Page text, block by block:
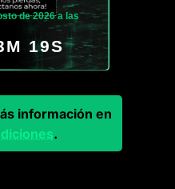
de 2026 a las
18S
información en
.